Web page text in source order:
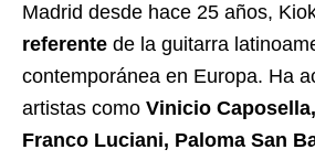
Madrid desde hace 25 años,
referente de la guitarra
contemporánea en Europa. Ha
artistas como Vinicio
Franco Luciani, Paloma San